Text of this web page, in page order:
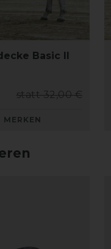
Basic II
statt 32,00 €
MERKEN